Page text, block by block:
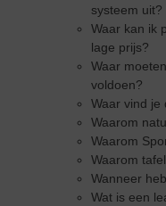
systeem uit?
Waar kan ik
lage prijs?
Waar
voldoen?
Waar vind je
Waarom
Waarom
Waarom
Wanneer
Wat is een